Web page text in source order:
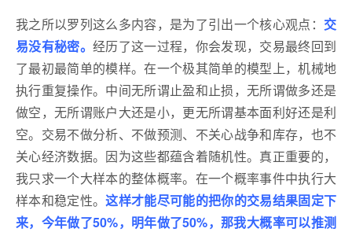
我之所以罗列这么多内容，是为了引出一个核心观点： 交
易没有秘密。 经历了这一过程，你会发现，交易最终回到
了最初最简单的模样。在一个极其简单的模型上，机械地
执行重复操作。中间无所谓止盈和止损，无所谓做多还是
做空，无所谓账户大还是小，更无所谓基本面利好还是利
空。交易不做分析、不做预测、不关心战争和库存，也不
关心经济数据。因为这些都蕴含着随机性。真正重要的，
我只求一个大样本的整体概率。在一个概率事件中执行大
样本和稳定性。这样才能尽可能的把你的交易结果固定下
来，今年做了50%，明年做了50%，那我大概率可以推测